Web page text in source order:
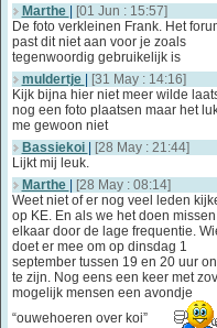
Marthe
[01 Jun : 15:57]
De foto verkleinen Frank. Het
past dit niet aan voor je zoals
tegenwoordig gebruikelijk is
muldertje
[31 May : 14:16]
Kijk bijna hier niet meer wilde
nog een foto plaatsen maar het
me gewoon niet
Bassiekoi
[28 May : 21:44]
Lijkt mij leuk.
Marthe
[28 May : 08:14]
Weet niet of er nog veel leden
op KE. En als we het doen
elkaar door de lage frequentie.
doet er mee om op dinsdag 1
september tussen 19 en 20 uur
te zijn. Nog eens een keer met
mogelijk mensen een avondje
“ouwehoeren over koi”